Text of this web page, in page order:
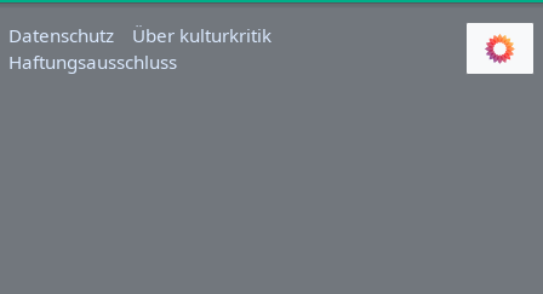
Datenschutz
Über kulturkritik
Haftungsausschluss